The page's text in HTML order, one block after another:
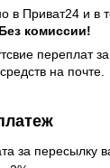
в Приват24 и в
Без комиссии!
переплат
на почте.
за пересылку